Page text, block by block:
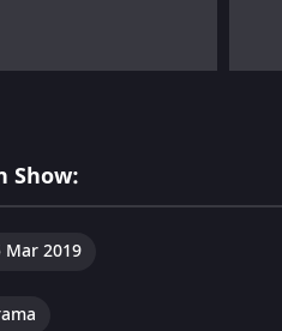
Show:
Mar 2019